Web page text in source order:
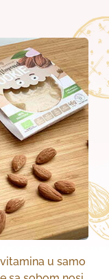
u samo